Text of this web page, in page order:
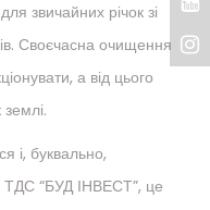
звичайних річок зі
Своєчасна очищення
а від цього
і, буквально,
ТДС “БУД ІНВЕСТ”, це